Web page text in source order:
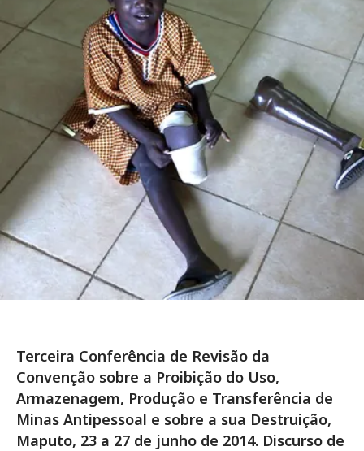
Terceira Conferência de Revisão da
Convenção sobre a Proibição do Uso,
Armazenagem, Produção e Transferência de
Minas Antipessoal e sobre a sua Destruição,
Maputo, 23 a 27 de junho de 2014. Discurso de